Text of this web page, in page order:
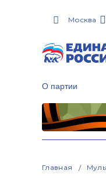
Москва
О партии
Главная